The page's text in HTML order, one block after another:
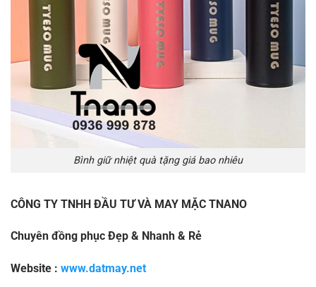
Bình giữ nhiệt quà tặng giá bao nhiêu
CÔNG TY TNHH ĐẦU TƯ VÀ MAY MẶC TNANO
Chuyên đồng phục Đẹp & Nhanh & Rẻ
Website : www.datmay.net